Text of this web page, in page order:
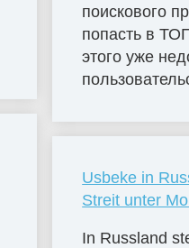
поискового
попасть в
этого уже
Usbeke in
Streit unter
In Russland